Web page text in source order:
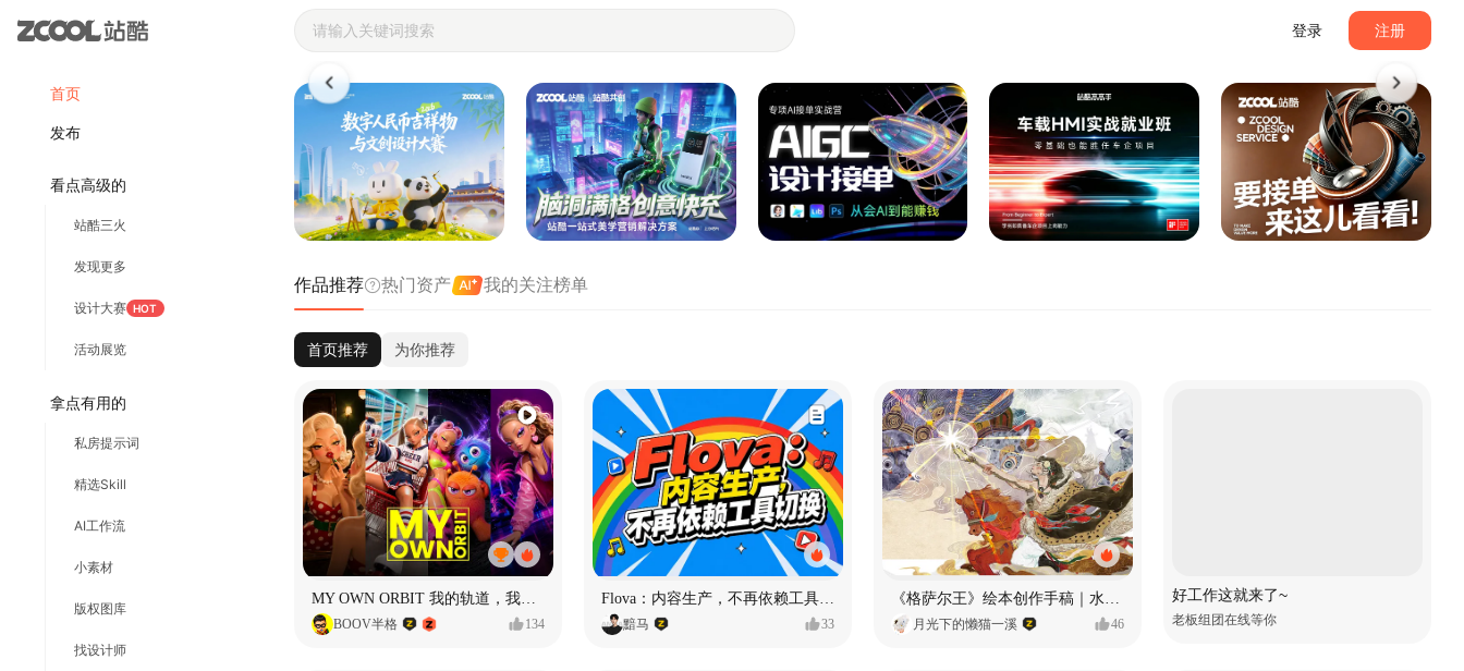
首页
发布
看点高级的
站酷三火
发现更多
设计大赛 HOT
活动展览
拿点有用的
私房提示词
精选Skill
AI工作流
小素材
版权图库
找设计师
登录 注册
站酷ZCOOL - 设计师们都在站酷
作品推荐 热门资产 我的关注榜单
首页推荐 为你推荐
MY OWN ORBIT 我的轨道，我的定义#MVLAND嘻哈狂欢派对
BOOV半格 134
Flova：内容生产，不再依赖工具切换
黯马 33
《格萨尔王》绘本创作手稿｜水彩墨韵下的史诗回响
月光下的懒猫一溪 46
好工作这就来了~
老板组团在线等你